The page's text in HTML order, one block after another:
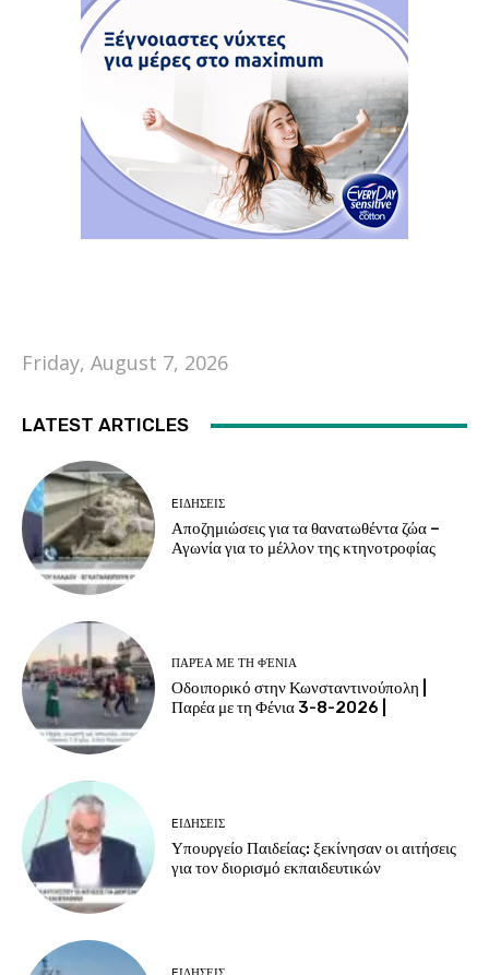
Friday, August 7, 2026
LATEST ARTICLES
EΙΔΗΣΕΙΣ
Αποζημιώσεις για τα θανατωθέντα ζώα –
Αγωνία για το μέλλον της κτηνοτροφίας
ΠΑΡΈΑ ΜΕ ΤΗ ΦΈΝΙΑ
Οδοιπορικό στην Κωνσταντινούπολη |
Παρέα με τη Φένια 3-8-2026 |
EΙΔΗΣΕΙΣ
Υπουργείο Παιδείας: ξεκίνησαν οι αιτήσεις
για τον διορισμό εκπαιδευτικών